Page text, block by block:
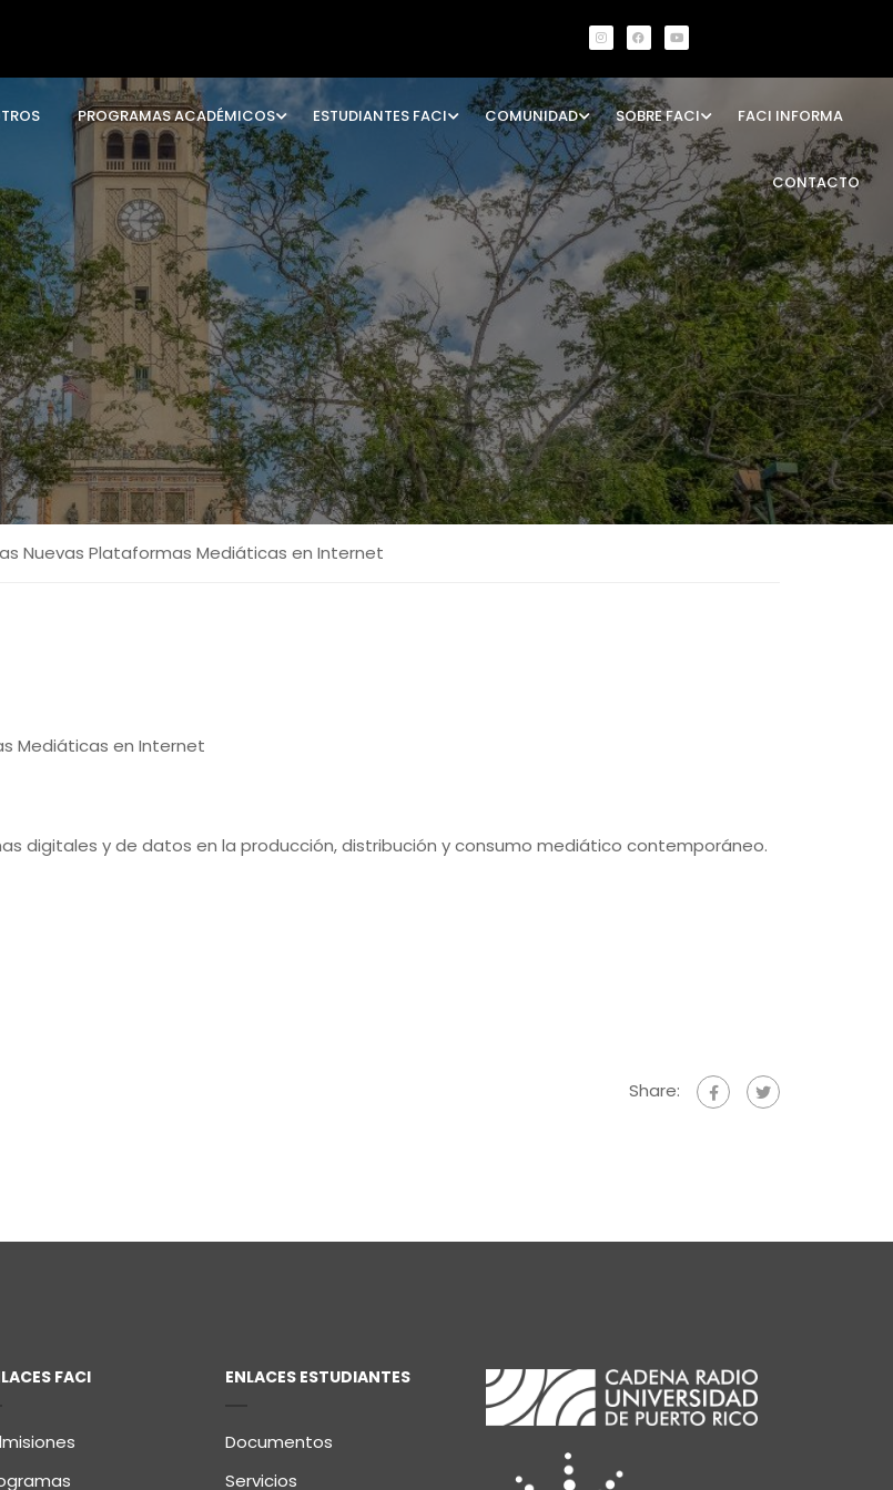
PROGRAMAS ACADÉMICOS ESTUDIANTES FACI COMUNIDAD SOBRE FACI FACI INFORMA
CONTACTO
Nuevas Plataformas Mediáticas en Internet
Mediáticas en Internet
digitales y de datos en la producción, distribución y consumo mediático contemporáneo.
Share:
FACI ENLACES ESTUDIANTES
Documentos
Servicios